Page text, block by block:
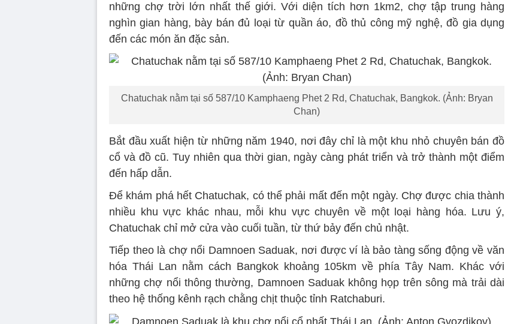
những chợ trời lớn nhất thế giới. Với diện tích hơn 1km2, chợ tập trung hàng
nghìn gian hàng, bày bán đủ loại từ quần áo, đồ thủ công mỹ nghệ, đồ gia dụng
đến các món ăn đặc sản.
Chatuchak nằm tại số 587/10 Kamphaeng Phet 2 Rd, Chatuchak, Bangkok. (Ảnh: Bryan
Chan)
Bắt đầu xuất hiện từ những năm 1940, nơi đây chỉ là một khu nhỏ chuyên bán đồ
cổ và đồ cũ. Tuy nhiên qua thời gian, ngày càng phát triển và trở thành một điểm
đến hấp dẫn.
Để khám phá hết Chatuchak, có thể phải mất đến một ngày. Chợ được chia thành
nhiều khu vực khác nhau, mỗi khu vực chuyên về một loại hàng hóa. Lưu ý,
Chatuchak chỉ mở cửa vào cuối tuần, từ thứ bảy đến chủ nhật.
Tiếp theo là chợ nổi Damnoen Saduak, nơi được ví là bảo tàng sống động về văn
hóa Thái Lan nằm cách Bangkok khoảng 105km về phía Tây Nam. Khác với
những chợ nổi thông thường, Damnoen Saduak không họp trên sông mà trải dài
theo hệ thống kênh rạch chằng chịt thuộc tỉnh Ratchaburi.